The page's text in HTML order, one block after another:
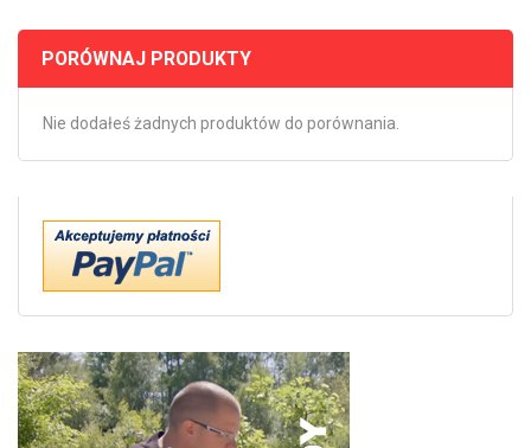
PORÓWNAJ PRODUKTY
Nie dodałeś żadnych produktów do porównania.